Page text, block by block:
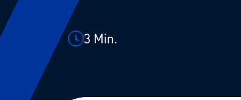
3 Min.